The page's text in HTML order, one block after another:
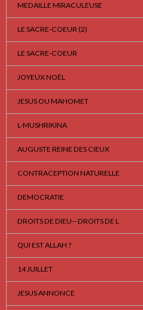
MEDAILLE MIRACULEUSE
LE SACRE-COEUR (2)
LE SACRE-COEUR
JOYEUX NOËL
JESUS OU MAHOMET
L-MUSHRIKINA
AUGUSTE REINE DES CIEUX
CONTRACEPTION NATURELLE
DEMOCRATIE
DROITS DE DIEU-- DROITS DE L
QUI EST ALLAH ?
14 JUILLET
JESUS ANNONCE